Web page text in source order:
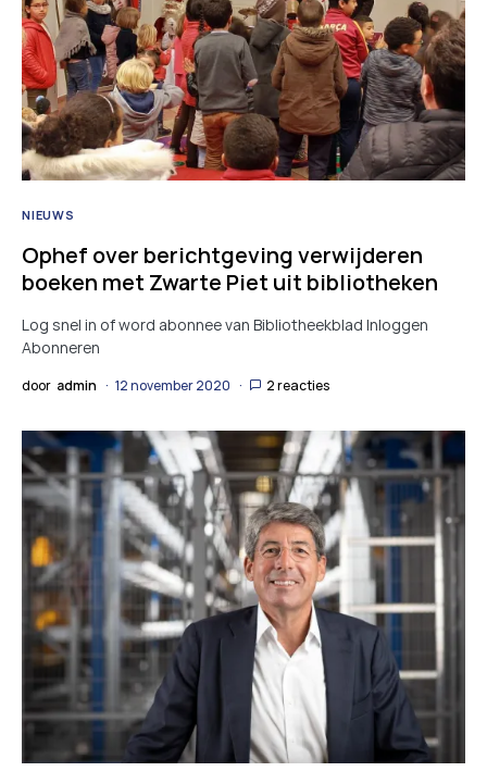
NIEUWS
Ophef over berichtgeving verwijderen
boeken met Zwarte Piet uit bibliotheken
Log snel in of word abonnee van Bibliotheekblad Inloggen
Abonneren
door admin 12 november 2020 2 reacties